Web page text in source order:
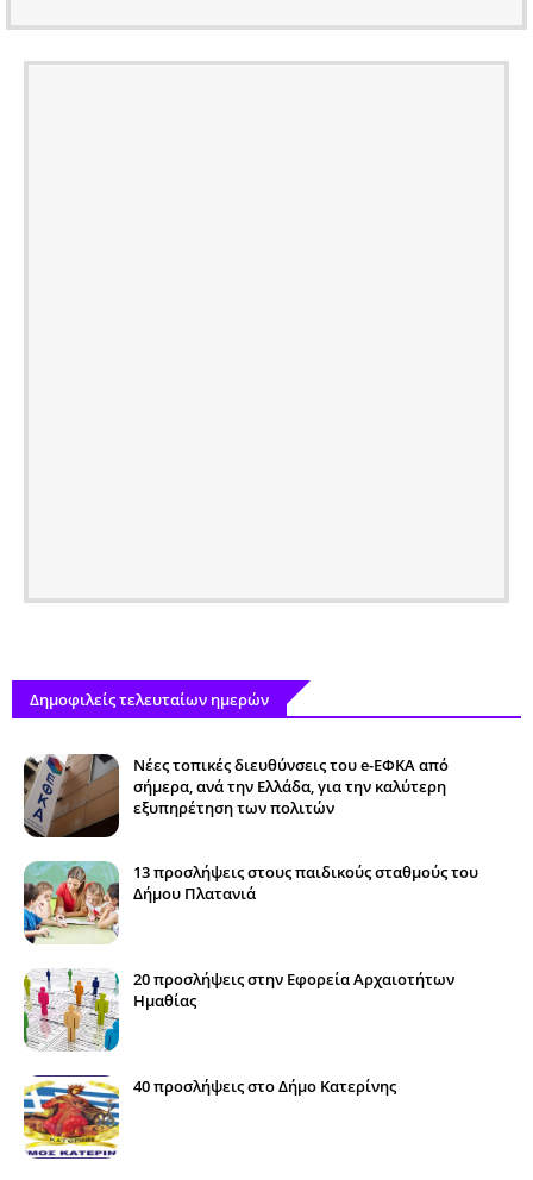
Δημοφιλείς τελευταίων ημερών
Νέες τοπικές διευθύνσεις του e-ΕΦΚΑ από
σήμερα, ανά την Ελλάδα, για την καλύτερη
εξυπηρέτηση των πολιτών
13 προσλήψεις στους παιδικούς σταθμούς του
Δήμου Πλατανιά
20 προσλήψεις στην Εφορεία Αρχαιοτήτων
Ημαθίας
40 προσλήψεις στο Δήμο Κατερίνης